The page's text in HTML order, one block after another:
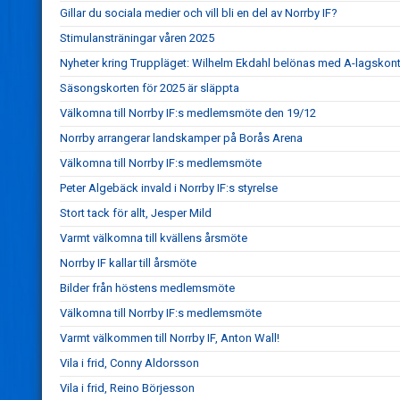
Gillar du sociala medier och vill bli en del av Norrby IF?
Stimulansträningar våren 2025
Nyheter kring Truppläget: Wilhelm Ekdahl belönas med A-
Säsongskorten för 2025 är släppta
Välkomna till Norrby IF:s medlemsmöte den 19/12
Norrby arrangerar landskamper på Borås Arena
Välkomna till Norrby IF:s medlemsmöte
Peter Algebäck invald i Norrby IF:s styrelse
Stort tack för allt, Jesper Mild
Varmt välkomna till kvällens årsmöte
Norrby IF kallar till årsmöte
Bilder från höstens medlemsmöte
Välkomna till Norrby IF:s medlemsmöte
Varmt välkommen till Norrby IF, Anton Wall!
Vila i frid, Conny Aldorsson
Vila i frid, Reino Börjesson